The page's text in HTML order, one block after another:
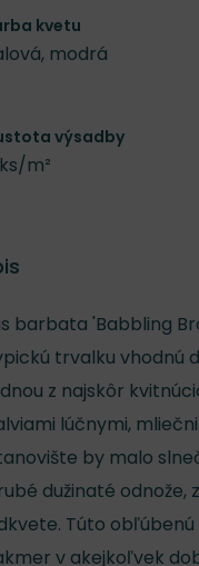
kvetu
modrá
výsadby
m²
barbata 'Babbling
trvalku vhodnú
z najskôr
lúčnymi,
by malo
dužinaté
Túto
v akejkoľvek